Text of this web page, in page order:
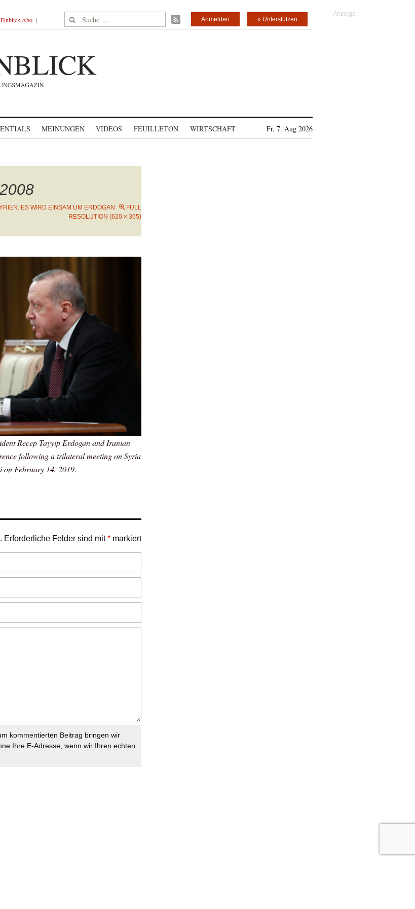
Einblick-Abo Suche nach: » Unterstützen
Anmelden
MEINUNGEN VIDEOS FEUILLETON WIRTSCHAFT Fr, 7. Aug 2026
ES WIRD EINSAM UM ERDOGAN
FULL
RESOLUTION (620 × 365)
Recep Tayyip Erdogan and Iranian
following a trilateral meeting on Syria
on February 14, 2019.
Erforderliche Felder sind mit* markiert
kommentierten Beitrag bringen wir
Ihre E-Adresse, wenn wir Ihren echten